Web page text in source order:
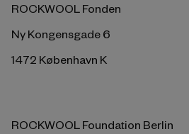
ROCKWOOL Fonden
Ny Kongensgade 6
1472 København K
ROCKWOOL Foundation Berlin